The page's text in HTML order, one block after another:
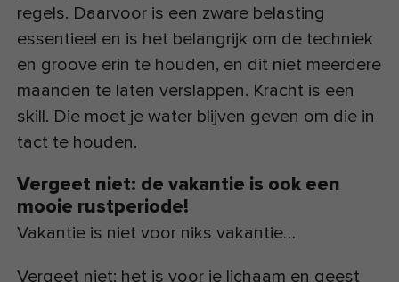
regels. Daarvoor is een zware belasting
essentieel en is het belangrijk om de techniek
en groove erin te houden, en dit niet meerdere
maanden te laten verslappen. Kracht is een
skill. Die moet je water blijven geven om die in
tact te houden.
Vergeet niet: de vakantie is ook een
mooie rustperiode!
Vakantie is niet voor niks vakantie…
Vergeet niet: het is voor je lichaam en geest